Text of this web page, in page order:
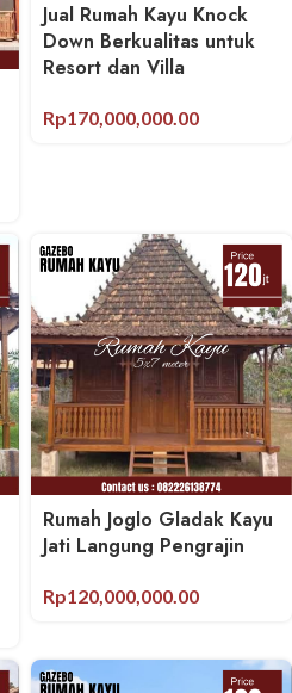
Jual Rumah Kayu Knock
Down Berkualitas untuk
Resort dan Villa
Rp170,000,000.00
Rumah Joglo Gladak Kayu
Jati Langung Pengrajin
Rp120,000,000.00